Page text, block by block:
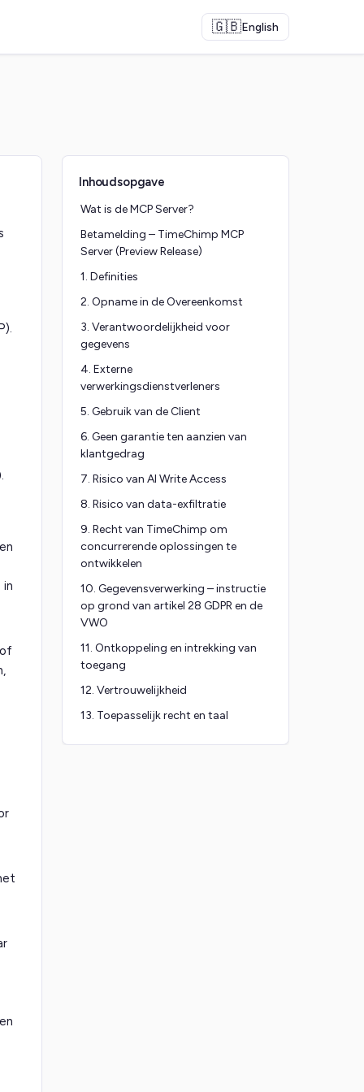
🇬🇧English
of
Inhoudsopgave
Wat is de MCP Server?
Betamelding – TimeChimp MCP
Server (Preview Release)
1. Definities
2. Opname in de Overeenkomst
3. Verantwoordelijkheid voor
gegevens
4. Externe
verwerkingsdienstverleners
5. Gebruik van de Client
6. Geen garantie ten aanzien van
klantgedrag
7. Risico van AI Write Access
8. Risico van data-exfiltratie
9. Recht van TimeChimp om
concurrerende oplossingen te
ontwikkelen
10. Gegevensverwerking – instructie
op grond van artikel 28 GDPR en de
VWO
11. Ontkoppeling en intrekking van
toegang
12. Vertrouwelijkheid
13. Toepasselijk recht en taal